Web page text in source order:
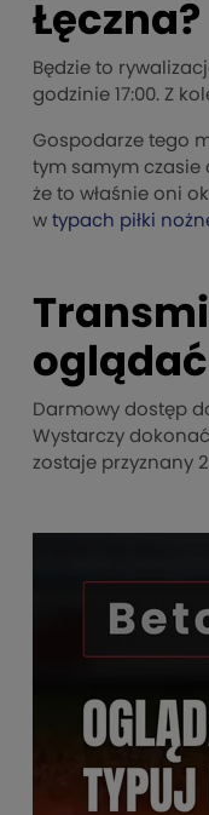
Łęczna?
Będzie to
godzinie 17:00. Z
Gospodarze tego
tym samym czasie
że to właśnie oni
w typach piłki
Darmowy dostęp
Wystarczy
zostaje przyznany